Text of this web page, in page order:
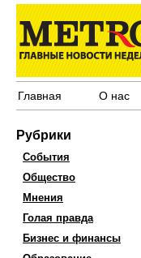
Главная О нас
Рубрики
События
Общество
Мнения
Голая правда
Бизнес и финансы